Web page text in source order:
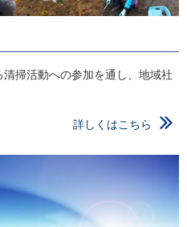
掃活動への参加を通し、地域社
詳しくはこちら